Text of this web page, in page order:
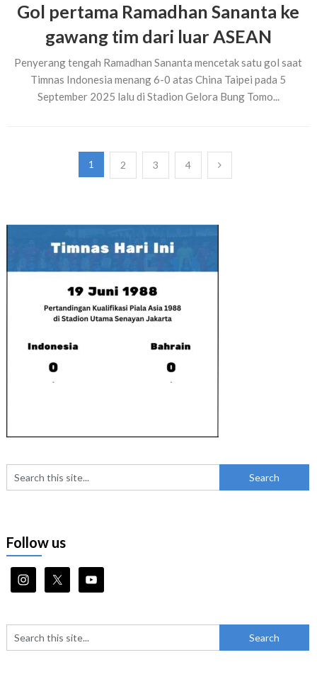
Gol pertama Ramadhan Sananta ke
gawang tim dari luar ASEAN
Penyerang tengah Ramadhan Sananta mencetak satu gol saat
Timnas Indonesia menang 6-0 atas China Taipei pada 5
September 2025 lalu di Stadion Gelora Bung Tomo...
1 2 3 4
Follow us